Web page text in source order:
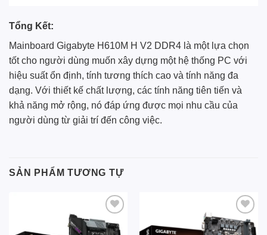
Tổng Kết:
Mainboard Gigabyte H610M H V2 DDR4 là một lựa chọn
tốt cho người dùng muốn xây dựng một hệ thống PC với
hiệu suất ổn định, tính tương thích cao và tính năng đa
dạng. Với thiết kế chất lượng, các tính năng tiên tiến và
khả năng mở rộng, nó đáp ứng được mọi nhu cầu của
người dùng từ giải trí đến công việc.
SẢN PHẨM TƯƠNG TỰ
Add to
wishlist
Add to
wishlist